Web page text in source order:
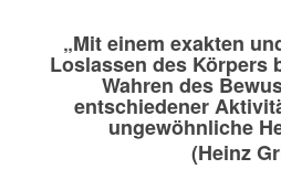
„Mit einem exakten
Loslassen des Körpers
Wahren des
entschiedener
ungewöhnliche
(Heinz